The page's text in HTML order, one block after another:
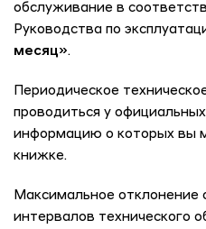
обслуживание в
Руководства по
месяц».
Периодическое
проводиться у
информацию о которых вы
книжке.
Максимальное отклонение
интервалов технического